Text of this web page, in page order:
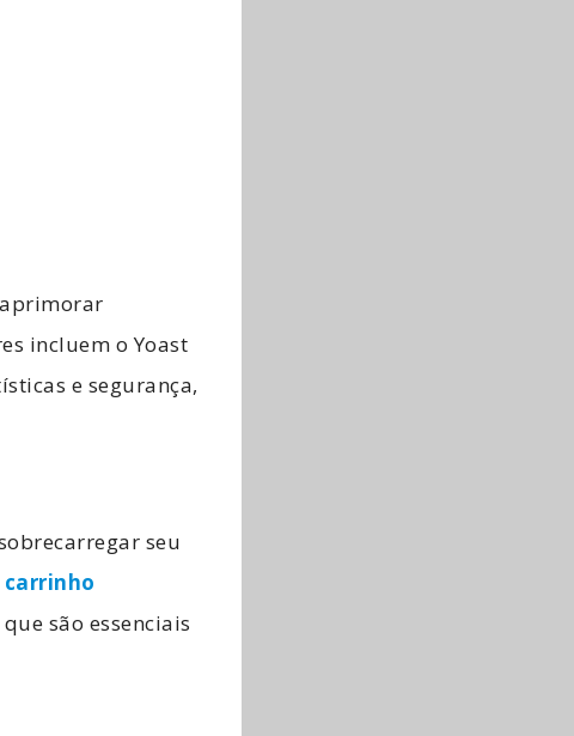
incluem o Yoast
e segurança,
seu
carrinho
são essenciais